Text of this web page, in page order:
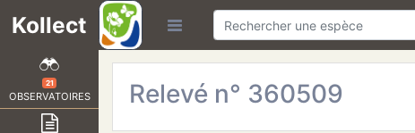
Kollect
21
OBSERVATOIRES Relevé n° 360509